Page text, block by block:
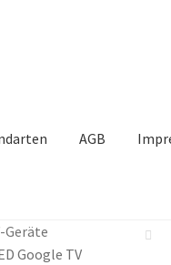
AGB
Geräte
Google TV